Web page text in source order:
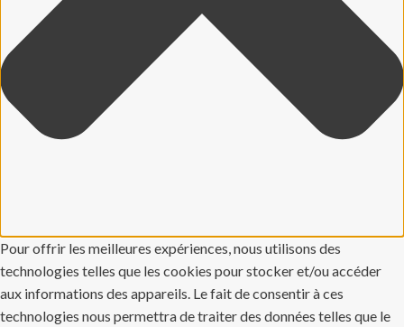
Pour offrir les meilleures expériences, nous utilisons des
technologies telles que les cookies pour stocker et/ou accéder
aux informations des appareils. Le fait de consentir à ces
technologies nous permettra de traiter des données telles que le